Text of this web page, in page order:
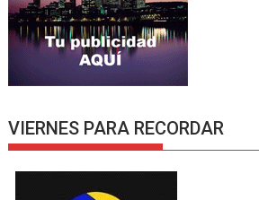
VIERNES PARA RECORDAR